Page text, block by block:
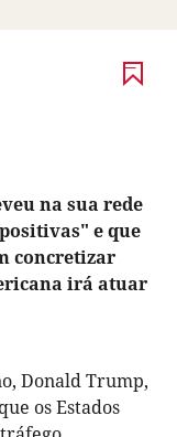
na sua rede
e que
concretizar
irá atuar
Donald Trump,
os Estados